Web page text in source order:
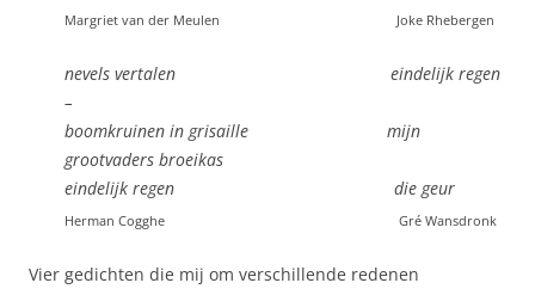
Margriet van der Meulen Joke Rhebergen
nevels vertalen eindelijk regen
–
boomkruinen in grisaille mijn
grootvaders broeikas
eindelijk regen die geur
Herman Cogghe Gré Wansdronk
Vier gedichten die mij om verschillende redenen